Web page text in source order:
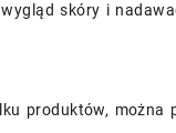
skóry i
produktów, można